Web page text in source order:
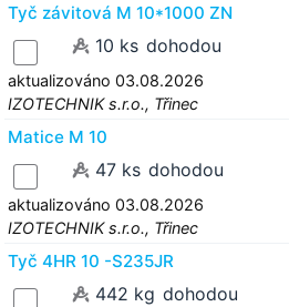
Tyč závitová M 10*1000 ZN
10 ks dohodou
aktualizováno 03.08.2026
IZOTECHNIK s.r.o., Třinec
Matice M 10
47 ks dohodou
aktualizováno 03.08.2026
IZOTECHNIK s.r.o., Třinec
Tyč 4HR 10 -S235JR
442 kg dohodou